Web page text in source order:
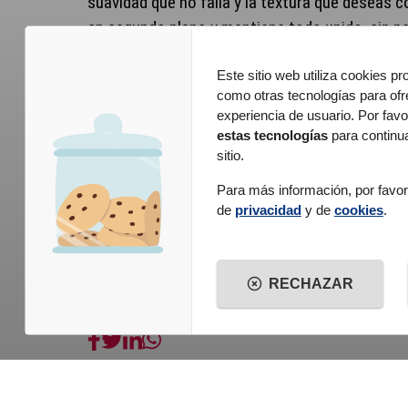
Este sitio web utiliza cookies
como otras tecnologías para
experiencia de usuario. Por
estas tecnologíaspara
sitio.
Para más información, por
de privacidady de cookies.
RECHAZAR
en segundo plano y mantiene todo unido, sin
Quizás este sea precisamente el sentido del
sencillez, cuando está bien hecha, nunca es
precisa, casi una declaración de intenciones.
productos, se convierte en una manera de
dulce claro y luminoso capaz de transformar
sorprendentemente agradable.